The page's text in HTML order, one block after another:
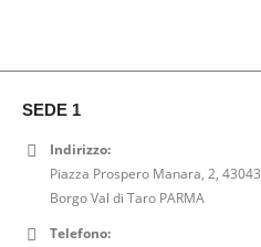
SEDE 1
Indirizzo:
Piazza Prospero Manara, 2, 43043
Borgo Val di Taro PARMA
Telefono: